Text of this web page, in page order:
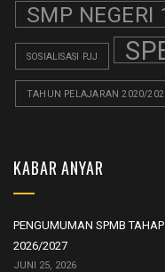
SMP NEGERI
SOSIALISASI PJJ
TAHUN PELAJARAN 2020/
KABAR ANYAR
PENGUMUMAN SPMB
2026/2027
JUNI 25, 2026